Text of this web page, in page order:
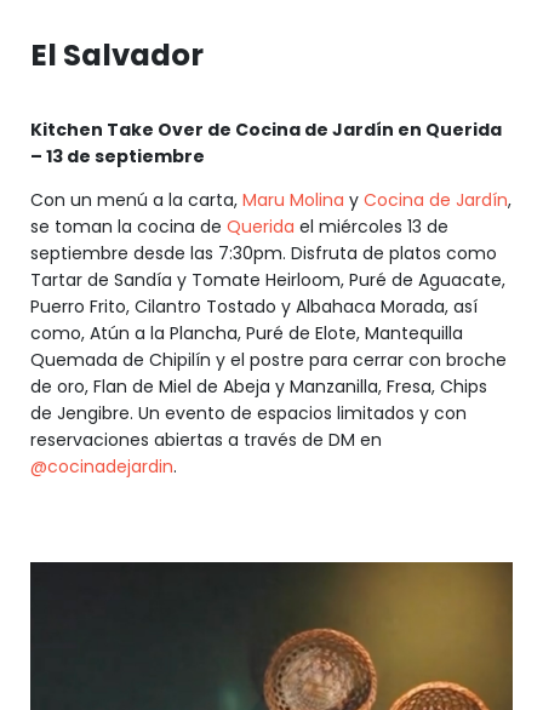
El Salvador
Kitchen Take Over de Cocina de Jardín en Querida
– 13 de septiembre
Con un menú a la carta, Maru Molina y Cocina de Jardín,
se toman la cocina de Querida el miércoles 13 de
septiembre desde las 7:30pm. Disfruta de platos como
Tartar de Sandía y Tomate Heirloom, Puré de Aguacate,
Puerro Frito, Cilantro Tostado y Albahaca Morada, así
como, Atún a la Plancha, Puré de Elote, Mantequilla
Quemada de Chipilín y el postre para cerrar con broche
de oro, Flan de Miel de Abeja y Manzanilla, Fresa, Chips
de Jengibre. Un evento de espacios limitados y con
reservaciones abiertas a través de DM en
@cocinadejardin.